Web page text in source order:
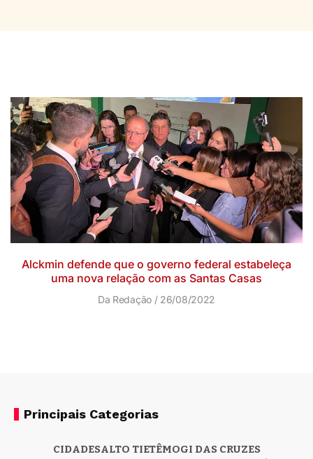
Alckmin defende que o governo federal estabeleça
uma nova relação com as Santas Casas
Da Redação 26/08/2022
Principais Categorias
CIDADESALTO TIETÊMOGI DAS CRUZES